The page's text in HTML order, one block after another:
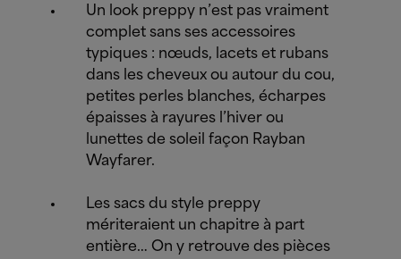
Un look preppy n’est pas vraiment
complet sans ses accessoires
typiques : nœuds, lacets et rubans
dans les cheveux ou autour du cou,
petites perles blanches, écharpes
épaisses à rayures l’hiver ou
lunettes de soleil façon Rayban
Wayfarer.
Les sacs du style preppy
mériteraient un chapitre à part
entière… On y retrouve des pièces